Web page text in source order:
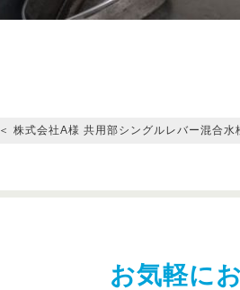
＜ 株式会社A様 共用部シングルレバー混合水
お気軽に